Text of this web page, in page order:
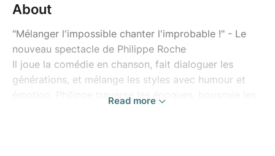
About
"Mélanger l'impossible chanter l'improbable !" - Le
nouveau spectacle de Philippe Roche
Il joue la comédie en chanson, fait dialoguer les
générations, et mélange les styles avec humour et
émotion. Philippe traverse les époques, bouscule les
Read more